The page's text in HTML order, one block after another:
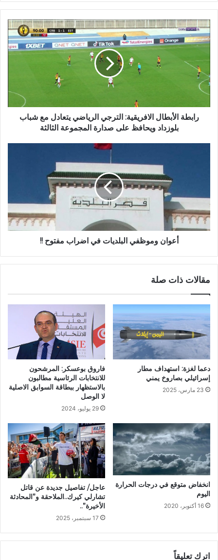
رابطة الأبطال الافريقية: الترجي الرياضي يتعادل مع شباب
بلوزداد ويحافظ على صدارة المجموعة الثالثة
أعوان وموظفي البلديات في اضراب مفتوح !!
مقالات ذات صلة
دعما لغزة: استهداف مطار
إسرائيلي بصاروخ يمني
23 مارس، 2025
فاروق بوعسكر: المرشحون
للانتخابات الرئاسية مطالبون
بالاستظهار ببطاقة السوابق الاصلية
لا الوصل
29 يوليو، 2024
انخفاض متوقع في درجات الحرارة
اليوم
16 أكتوبر، 2020
عاجل/ تفاصيل جديدة عن قاتل
تشارلي كيرك..الملاحقة و”المحادثة
الأخيرة”..
17 سبتمبر، 2025
اترك تعليقاً